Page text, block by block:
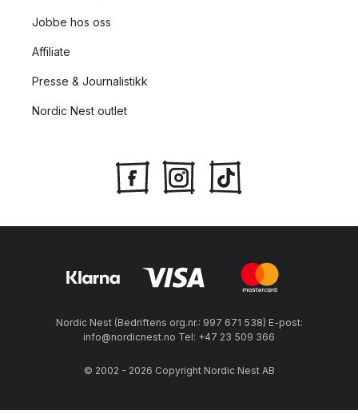
Jobbe hos oss
Affiliate
Presse & Journalistikk
Nordic Nest outlet
Nordic Nest (Bedriftens org.nr.: 997 671 538) E-post:
info@nordicnest.no Tel: +47 23 509 366
© 2002 - 2026 Copyright Nordic Nest AB